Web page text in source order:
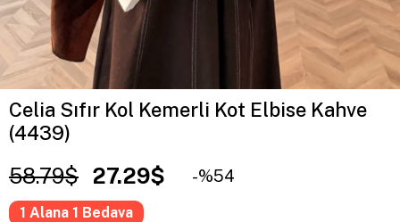
Celia Sıfır Kol Kemerli Kot Elbise Kahve
(4439)
58.79$ 27.29$ 54
1 Alana 1 Bedava